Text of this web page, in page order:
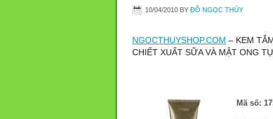
10/04/2010 BY ĐỖ NGỌC THÚY
NGOCTHUYSHOP.COM – KEM
CHIẾT XUẤT SỮA VÀ MẬT ONG
Mã số: